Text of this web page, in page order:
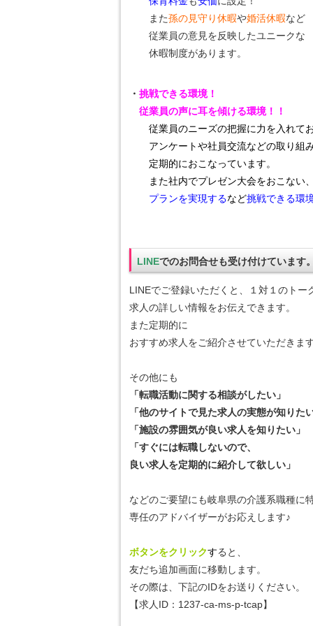
また孫の見守り休暇や婚活休暇など
従業員の意見を反映したユニークな
休暇制度があります。
・ 挑戦できる環境！
従業員の声に耳を傾ける環境！！
従業員のニーズの把握に力を入れてお
アンケートや社員交流などの取り組
定期的におこなっています。
また社内でプレゼン大会をおこない、
プランを実現するなど挑戦できる環
LINEでのお問合せも受け付けています。
LINEでご登録いただくと、１対１のトー
求人の詳しい情報をお伝えできます。
また定期的に
おすすめ求人をご紹介させていただきます
その他にも
「転職活動に関する相談がしたい」
「他のサイトで見た求人の実態が知りたい
「施設の雰囲気が良い求人を知りたい」
「すぐには転職しないので、
良い求人を定期的に紹介して欲しい」
などのご要望にも岐阜県の介護系職種に
専任のアドバイザーがお応えします♪
ボタンをクリックすると、
友だち追加画面に移動します。
その際は、下記のIDをお送りください。
【求人ID： 1237-ca-ms-p-tcap】